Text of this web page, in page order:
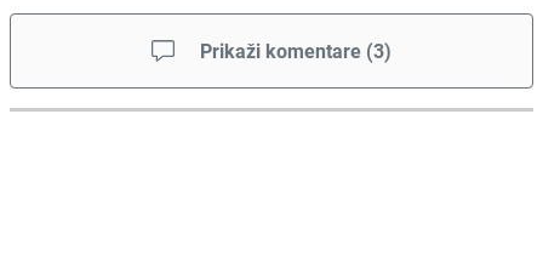
Prikaži komentare (3)